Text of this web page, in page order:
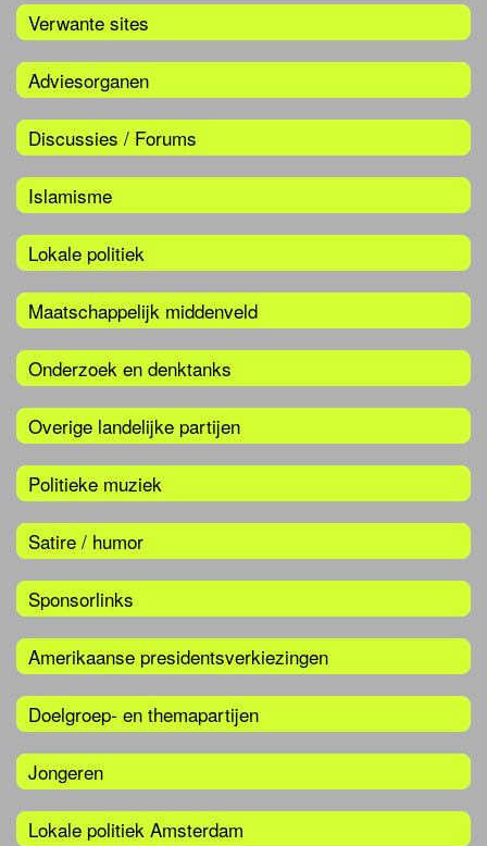
Verwante sites
Adviesorganen
Discussies / Forums
Islamisme
Lokale politiek
Maatschappelijk middenveld
Onderzoek en denktanks
Overige landelijke partijen
Politieke muziek
Satire / humor
Sponsorlinks
Amerikaanse presidentsverkiezingen
Doelgroep- en themapartijen
Jongeren
Lokale politiek Amsterdam